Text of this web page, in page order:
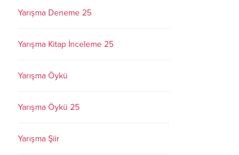
Yarışma Deneme 25
Yarışma Kitap İnceleme 25
Yarışma Öykü
Yarışma Öykü 25
Yarışma Şiir